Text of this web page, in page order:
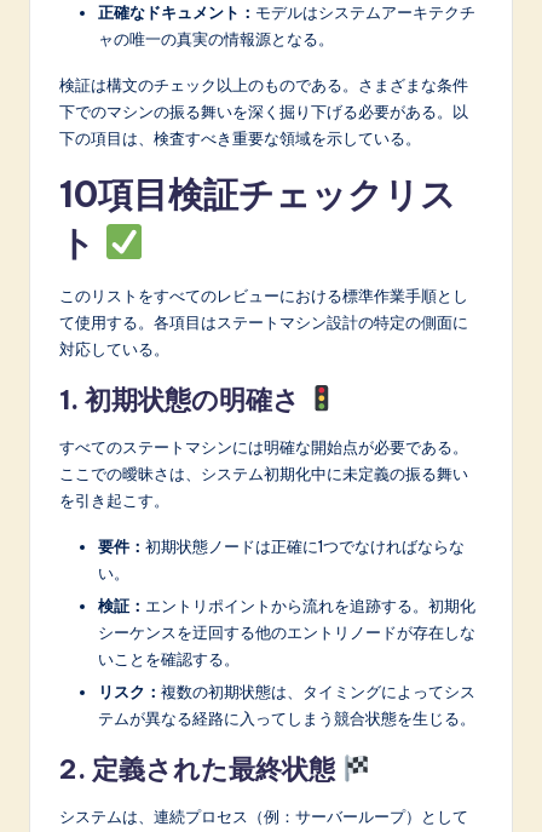
o
正確なドキュメント： モデルはシステムアーキテクチ
ャの唯一の真実の情報源となる。
検証は構文のチェック以上のものである。さまざまな条件
下でのマシンの振る舞いを深く掘り下げる必要がある。以
下の項目は、検査すべき重要な領域を示している。
10項目検証チェックリス
ト
このリストをすべてのレビューにおける標準作業手順とし
て使用する。各項目はステートマシン設計の特定の側面に
対応している。
1. 初期状態の明確さ
すべてのステートマシンには明確な開始点が必要である。
ここでの曖昧さは、システム初期化中に未定義の振る舞い
を引き起こす。
要件： 初期状態ノードは正確に1つでなければならな
い。
検証： エントリポイントから流れを追跡する。初期化
シーケンスを迂回する他のエントリノードが存在しな
いことを確認する。
リスク： 複数の初期状態は、タイミングによってシス
テムが異なる経路に入ってしまう競合状態を生じる。
2. 定義された最終状態
システムは、連続プロセス（例：サーバーループ）として